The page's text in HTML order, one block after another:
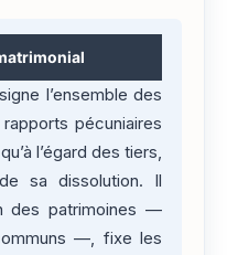
l’ensemble des
pécuniaires
l’égard des tiers,
sa dissolution. Il
des patrimoines —
—, fixe les